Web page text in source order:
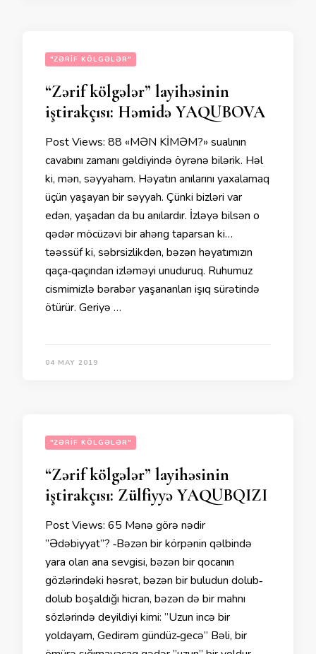
"ZƏRIF KÖLGƏLƏR"
“Zərif kölgələr” layihəsinin
iştirakçısı: Həmidə YAQUBOVA
Post Views: 88 «MƏN KİMƏM?» sualının
cavabını zamanı gəldiyində öyrənə bilərik. Həl
ki, mən, səyyaham. Həyatın anılarını yaxalamaq
üçün yaşayan bir səyyah. Çünki bizləri var
edən, yaşadan da bu anılardır. İzləyə bilsən o
qədər möcüzəvi bir ahəng taparsan ki…
təəssüf ki, səbrsizlikdən, bəzən həyatımızın
qaça‐qaçından izləməyi unuduruq. Ruhumuz
cismimizlə bərabər yaşananları işıq sürətində
ötürür. Geriyə …
04 MAY 2019
"ZƏRIF KÖLGƏLƏR"
“Zərif kölgələr” layihəsinin
iştirakçısı: Zülfiyyə YAQUBQIZI
Post Views: 65 Mənə görə nədir
”Ədəbiyyat”? ‐Bəzən bir körpənin qəlbində
yara olan ana sevgisi, bəzən bir qocanın
gözlərindəki həsrət, bəzən bir buludun dolub‐
dolub boşaldığı hicran, bəzən də bir mahnı
sözlərində deyildiyi kimi: ”Uzun incə bir
yoldayam, Gedirəm gündüz‐gecə” Bəli, bir